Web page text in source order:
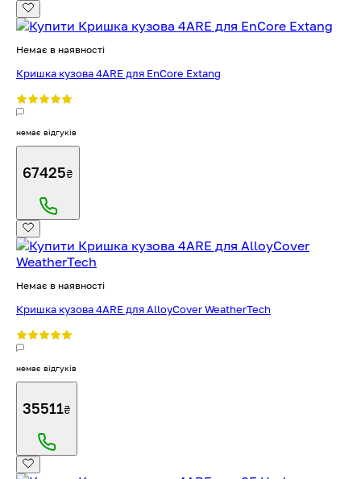
Немає в наявності
Кришка кузова 4ARE для EnCore Extang
немає відгуків
67425₴
Немає в наявності
Кришка кузова 4ARE для AlloyCover WeatherTech
немає відгуків
35511₴